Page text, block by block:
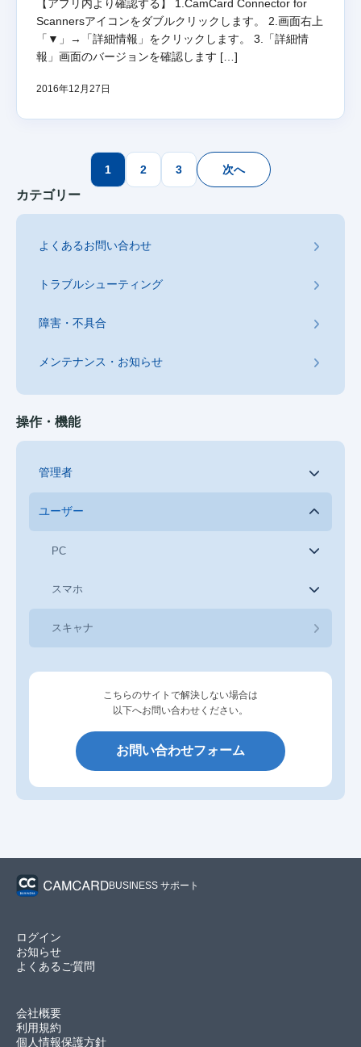
カテゴリー
よくあるお問い合わせ
トラブルシューティング
障害・不具合
メンテナンス・お知らせ
操作・機能
管理者
ユーザー
PC
スマホ
スキャナ
こちらのサイトで解決しない場合は
以下へお問い合わせください。
お問い合わせフォーム
【アプリ内より確認する】 1.CamCard Connector for
Scannersアイコンをダブルクリックします。 2.画面右上
「▼」→「詳細情報」をクリックします。 3.「詳細情
報」画面のバージョンを確認します […]
2016年12月27日
投
稿
ー
り
1 2 3 次へ
BUSINESS サポート
ログイン
お知らせ
よくあるご質問
会社概要
利用規約
個人情報保護方針